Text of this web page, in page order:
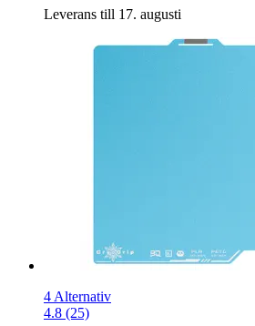
Leverans till 17. augusti
4 Alternativ
4.8 (25)